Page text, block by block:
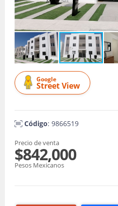
Google
Street View
Código: 9866519
Precio de venta
$842,000
Pesos Mexicanos